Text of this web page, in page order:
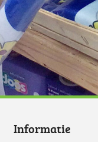
Informatie